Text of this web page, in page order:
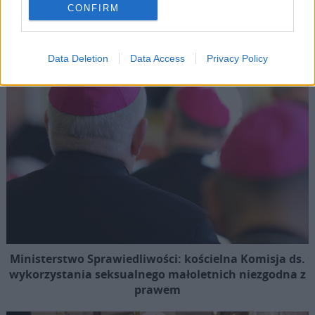
CONFIRM
Data Deletion Data Access Privacy Policy
Popularne
Ministerstwo Sprawiedliwości: kościelna Komisja ds.
wykorzystania seksualnego małoletnich niezgodna z
prawem